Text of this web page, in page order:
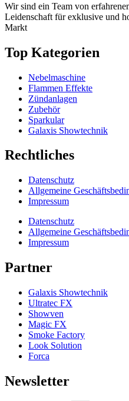
Wir sind ein Team von
Leidenschaft für exklusive und
Markt
Top Kategorien
Nebelmaschine
Flammen Effekte
Zündanlagen
Zubehör
Sparkular
Galaxis Showtechnik
Rechtliches
Datenschutz
Allgemeine
Impressum
Datenschutz
Allgemeine
Impressum
Partner
Galaxis Showtechnik
Ultratec FX
Showven
Magic FX
Smoke Factory
Look Solution
Forca
Newsletter